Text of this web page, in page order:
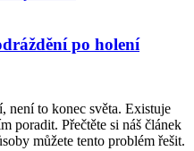
po holení
není to konec světa. Existuje
poradit. Přečtěte si náš článek
můžete tento problém řešit.